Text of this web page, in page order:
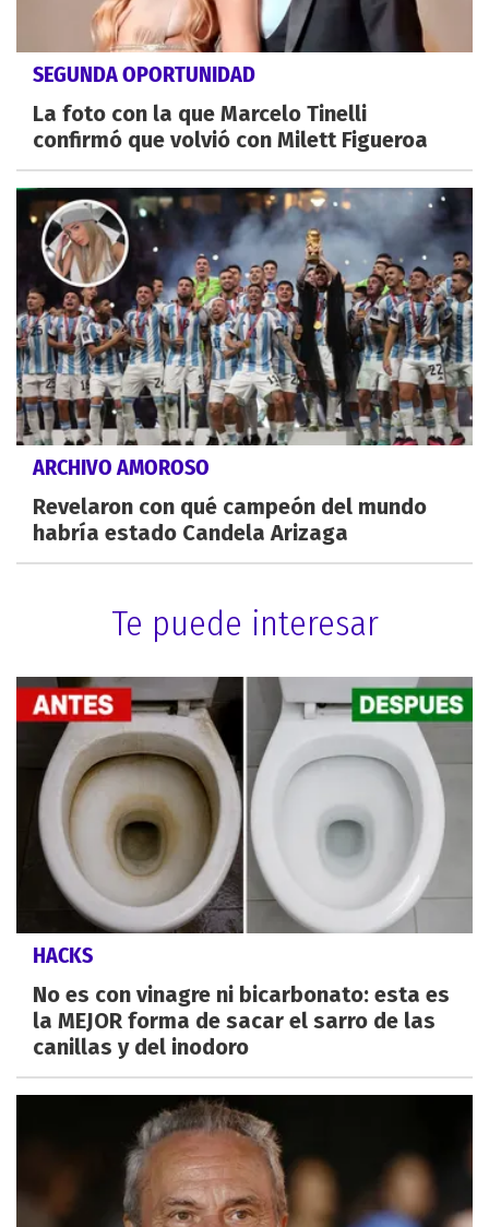
SEGUNDA OPORTUNIDAD
La foto con la que Marcelo Tinelli
confirmó que volvió con Milett Figueroa
ARCHIVO AMOROSO
Revelaron con qué campeón del mundo
habría estado Candela Arizaga
Te puede interesar
HACKS
No es con vinagre ni bicarbonato: esta es
la MEJOR forma de sacar el sarro de las
canillas y del inodoro